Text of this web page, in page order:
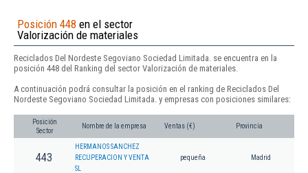
Posición 448 en el sector
Valorización de materiales
Reciclados Del Nordeste Segoviano Sociedad Limitada. se encuentra en la
posición 448 del Ranking del sector Valorización de materiales.
A continuación podrá consultar la posición en el ranking de Reciclados Del
Nordeste Segoviano Sociedad Limitada. y empresas con posiciones similares:
Posición
Sector
Nombre de la empresa Ventas (€) Provincia
443
HERMANOS SANCHEZ
RECUPERACION Y VENTA
SL
pequeña Madrid